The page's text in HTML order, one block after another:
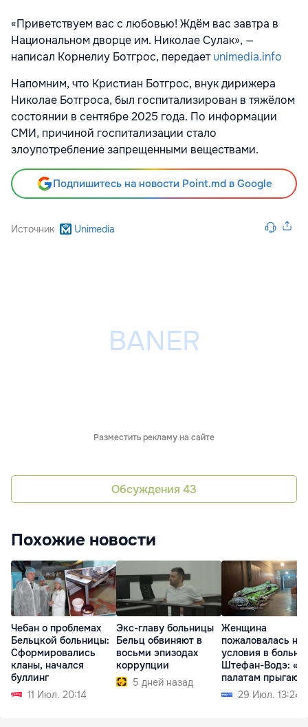
«Приветствуем вас с любовью! Ждём вас завтра в
Национальном дворце им. Николае Сулак», —
написал Корнелиу Ботгрос, передаетunimedia.info
Напомним, что Кристиан Ботгрос, внук дирижера
Николае Ботгроса, был госпитализирован в тяжёлом
состоянии в сентябре 2025 года. По информации
СМИ, причиной госпитализации стало
злоупотребление запрещенными веществами.
Подпишитесь на новости Point.md в Google
Источник Unimedia
Разместить рекламу на сайте
Обсуждения 43
Похожие новости
Чебан о проблемах
Бельцкой больницы:
Сформировались
кланы, начался
буллинг
11 Июл. 20:14
Экс-главу больницы
Бельц обвиняют в
восьми эпизодах
коррупции
5 дней назад
Женщина
пожаловалась на
условия в
Штефан-Водэ:
палатам прыгают
лягушки»
29 Июл. 13:24